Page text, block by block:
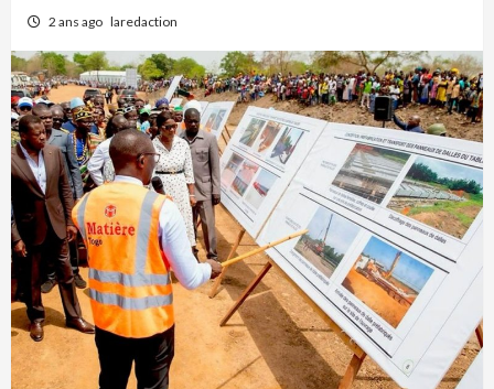
2 ans ago laredaction